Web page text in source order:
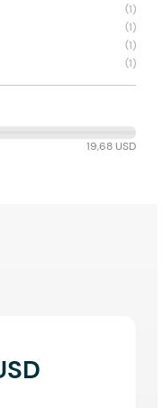
(1)
(1)
(1)
(1)
19,68 USD